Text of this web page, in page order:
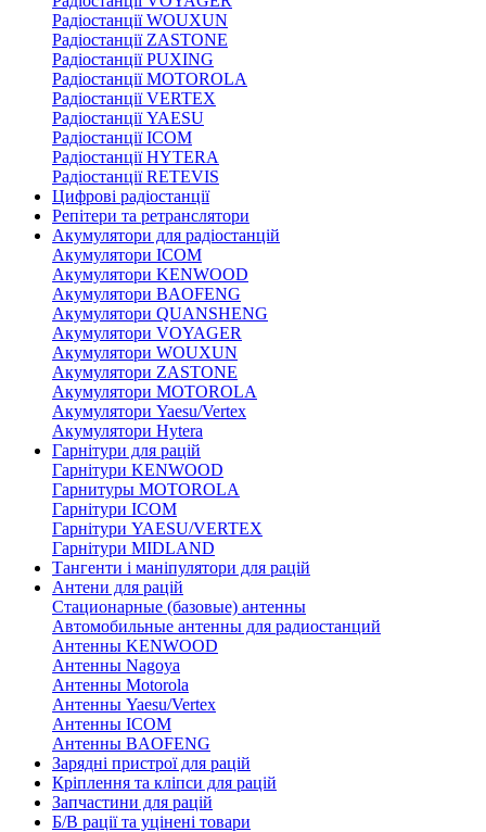
Радіостанції WOUXUN
Радіостанції ZASTONE
Радіостанції PUXING
Радіостанції MOTOROLA
Радіостанції VERTEX
Радіостанції YAESU
Радіостанції ICOM
Радіостанції HYTERA
Радіостанції RETEVIS
Цифрові радіостанції
Репітери та ретранслятори
Акумулятори для радіостанцій
Акумулятори ICOM
Акумулятори KENWOOD
Акумулятори BAOFENG
Акумулятори QUANSHENG
Акумулятори VOYAGER
Акумулятори WOUXUN
Акумулятори ZASTONE
Акумулятори MOTOROLA
Акумулятори Yaesu/Vertex
Акумулятори Hytera
Гарнітури для рацій
Гарнітури KENWOOD
Гарнитуры MOTOROLA
Гарнітури ICOM
Гарнітури YAESU/VERTEX
Гарнітури MIDLAND
Тангенти і маніпулятори для рацій
Антени для рацій
Стационарные (базовые) антенны
Автомобильные антенны для радиостанций
Антенны KENWOOD
Антенны Nagoya
Антенны Motorola
Антенны Yaesu/Vertex
Антенны ICOM
Антенны BAOFENG
Зарядні пристрої для рацій
Кріплення та кліпси для рацій
Запчастини для рацій
Б/В рації та уцінені товари